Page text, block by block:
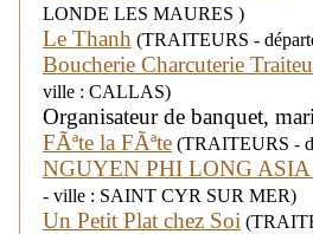
LONDE LES MAURES )
Le Thanh (TRAITEURS -
Boucherie Charcuterie
ville : CALLAS)
Organisateur de banquet,
FÃªte la FÃªte (TRAITEURS -
NGUYEN PHI LONG
- ville : SAINT CYR SUR MER)
Un Petit Plat chez Soi